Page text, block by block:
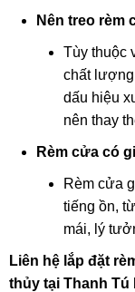
Nên treo rèm
Tùy thuộc
chất lượng
dấu hiệu
nên thay
Rèm cửa có
Rèm cửa
tiếng ồn,
mái, lý
Liên hệ lắp đặt
thủy tại Thanh Tú